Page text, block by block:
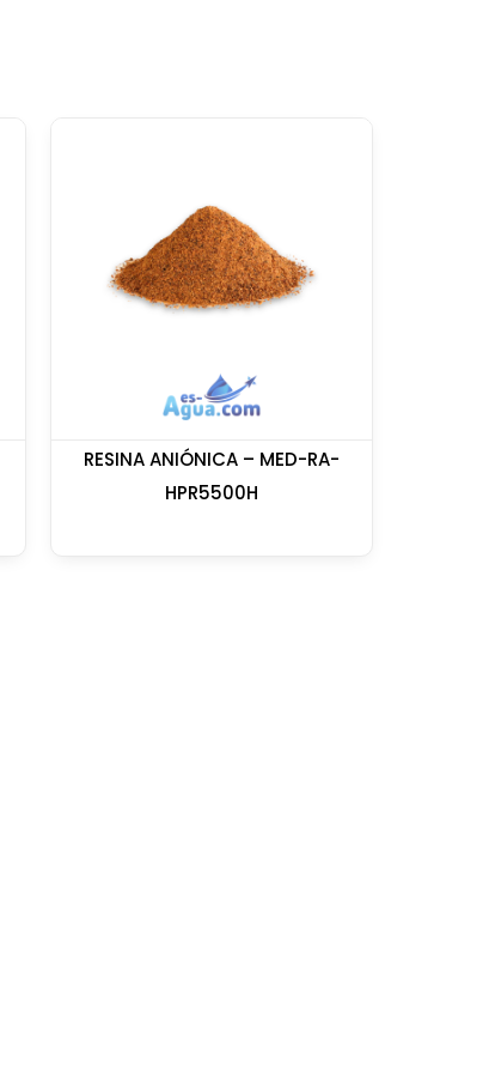
RESINA ANIÓNICA – MED-RA-
HPR5500H